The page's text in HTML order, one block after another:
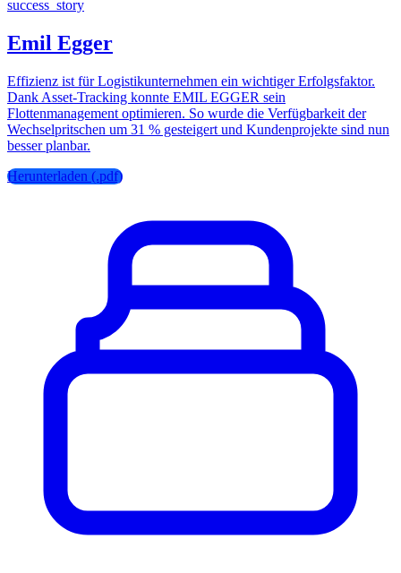
success_story
Emil Egger
Effizienz ist für Logistikunternehmen ein wichtiger Erfolgsfaktor.
Dank Asset-Tracking konnte EMIL EGGER sein
Flottenmanagement optimieren. So wurde die Verfügbarkeit der
Wechselpritschen um 31 % gesteigert und Kundenprojekte sind nun
besser planbar.
Herunterladen (.pdf)